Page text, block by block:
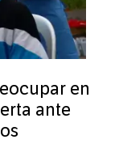
en
ante